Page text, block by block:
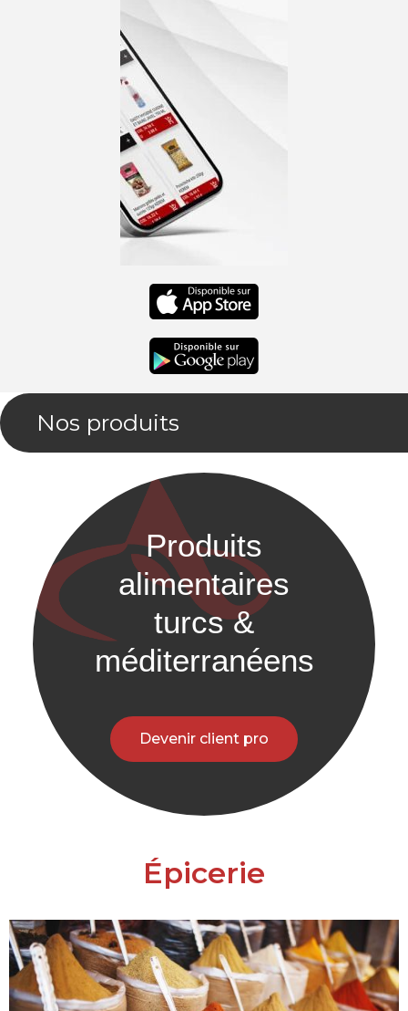
Produits
alimentaires
turcs &
méditerranéens
Devenir client pro
Nos produits
Épicerie